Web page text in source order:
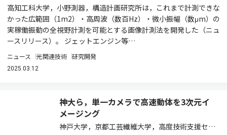
高知工科大学，小野測器，構造計画研究所は，これまで計測できな
かった広範囲（1m2）・高周波（数百Hz）・微小振幅（数μm）の
実稼働振動の全視野計測を可能とする画像計測法を開発した（ニュ
ースリリース）。 ジェットエンジン等…
ニュース 光関連技術 研究開発
2025.03.12
神大ら，単一カメラで高速動体を3次元イ
メージング
神戸大学，京都工芸繊維大学，高度技術支援セン